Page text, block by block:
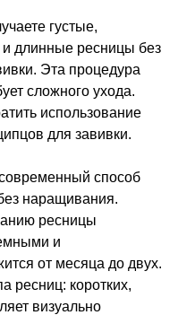
густые,
длинные ресницы без
Эта процедура
сложного ухода.
использование
для завивки.
способ
наращивания.
ресницы
и
от месяца до двух.
ресниц: коротких,
визуально